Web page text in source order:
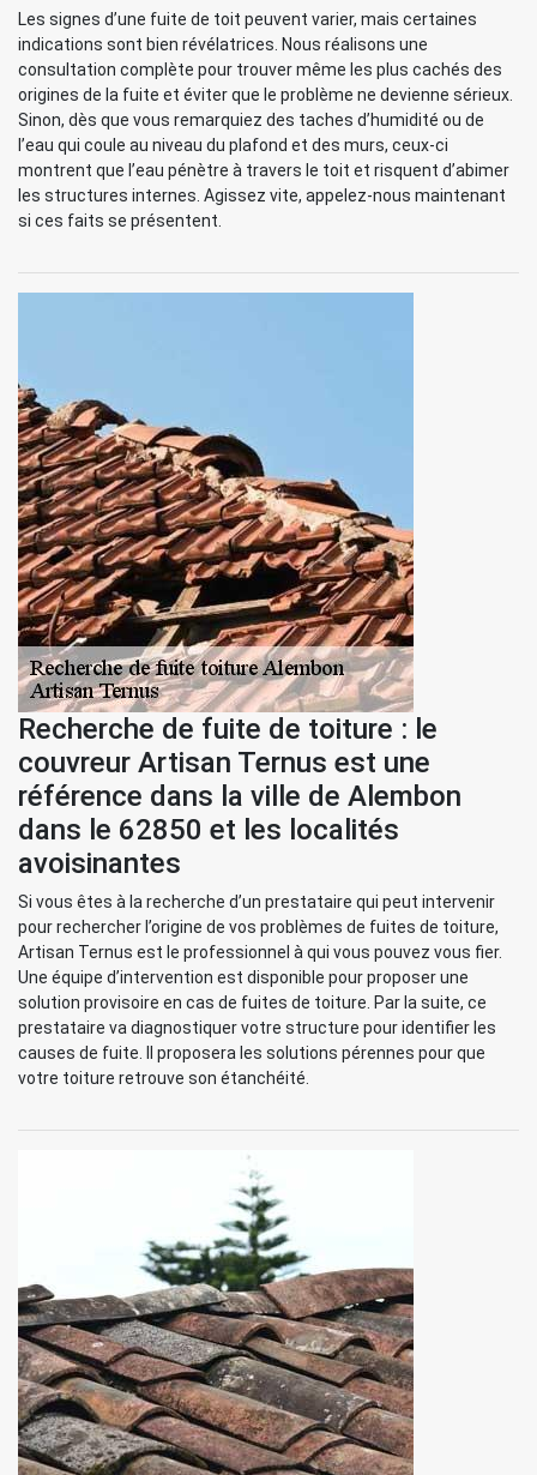
Les signes d’une fuite de toit peuvent varier, mais certaines
indications sont bien révélatrices. Nous réalisons une
consultation complète pour trouver même les plus cachés des
origines de la fuite et éviter que le problème ne devienne sérieux.
Sinon, dès que vous remarquiez des taches d’humidité ou de
l’eau qui coule au niveau du plafond et des murs, ceux-ci
montrent que l’eau pénètre à travers le toit et risquent d’abimer
les structures internes. Agissez vite, appelez-nous maintenant
si ces faits se présentent.
Recherche de fuite de toiture : le
couvreur Artisan Ternus est une
référence dans la ville de Alembon
dans le 62850 et les localités
avoisinantes
Si vous êtes à la recherche d’un prestataire qui peut intervenir
pour rechercher l’origine de vos problèmes de fuites de toiture,
Artisan Ternus est le professionnel à qui vous pouvez vous fier.
Une équipe d’intervention est disponible pour proposer une
solution provisoire en cas de fuites de toiture. Par la suite, ce
prestataire va diagnostiquer votre structure pour identifier les
causes de fuite. Il proposera les solutions pérennes pour que
votre toiture retrouve son étanchéité.